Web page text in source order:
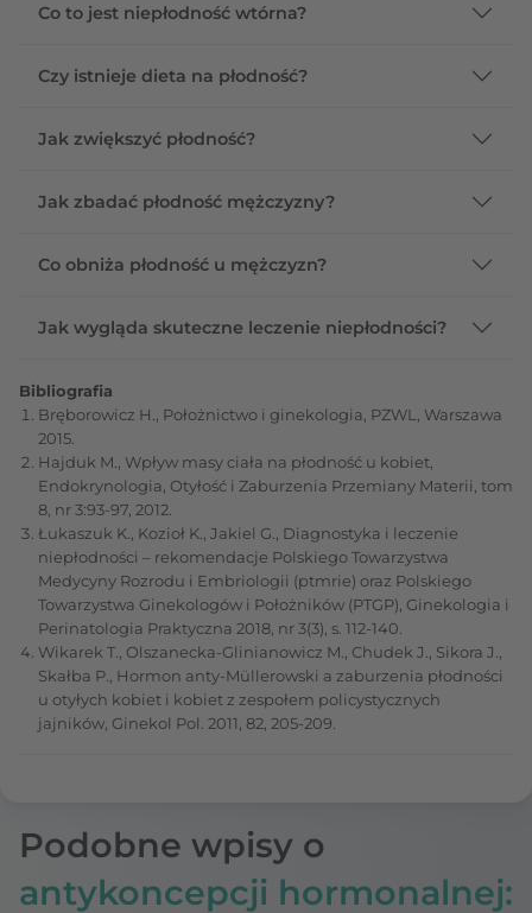
Co to jest niepłodność wtórna?
Czy istnieje dieta na płodność?
Jak zwiększyć płodność?
Jak zbadać płodność mężczyzny?
Co obniża płodność u mężczyzn?
Jak wygląda skuteczne leczenie niepłodności?
Bibliografia
Bręborowicz H., Położnictwo i ginekologia, PZWL, Warszawa
2015.
Hajduk M., Wpływ masy ciała na płodność u kobiet,
Endokrynologia, Otyłość i Zaburzenia Przemiany Materii, tom
8, nr 3:93-97, 2012.
Łukaszuk K., Kozioł K., Jakiel G., Diagnostyka i leczenie
niepłodności – rekomendacje Polskiego Towarzystwa
Medycyny Rozrodu i Embriologii (ptmrie) oraz Polskiego
Towarzystwa Ginekologów i Położników (PTGP), Ginekologia i
Perinatologia Praktyczna 2018, nr 3(3), s. 112-140.
Wikarek T., Olszanecka-Glinianowicz M., Chudek J., Sikora J.,
Skałba P., Hormon anty-Müllerowski a zaburzenia płodności
u otyłych kobiet i kobiet z zespołem policystycznych
jajników, Ginekol Pol. 2011, 82, 205-209.
Podobne wpisy o
antykoncepcji hormonalnej: